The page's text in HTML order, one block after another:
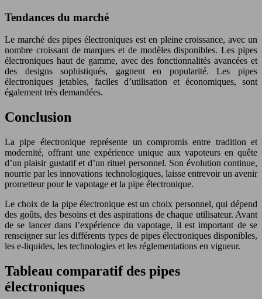
Tendances du marché
Le marché des pipes électroniques est en pleine croissance, avec un
nombre croissant de marques et de modèles disponibles. Les pipes
électroniques haut de gamme, avec des fonctionnalités avancées et
des designs sophistiqués, gagnent en popularité. Les pipes
électroniques jetables, faciles d’utilisation et économiques, sont
également très demandées.
Conclusion
La pipe électronique représente un compromis entre tradition et
modernité, offrant une expérience unique aux vapoteurs en quête
d’un plaisir gustatif et d’un rituel personnel. Son évolution continue,
nourrie par les innovations technologiques, laisse entrevoir un avenir
prometteur pour le vapotage et la pipe électronique.
Le choix de la pipe électronique est un choix personnel, qui dépend
des goûts, des besoins et des aspirations de chaque utilisateur. Avant
de se lancer dans l’expérience du vapotage, il est important de se
renseigner sur les différents types de pipes électroniques disponibles,
les e-liquides, les technologies et les réglementations en vigueur.
Tableau comparatif des pipes
électroniques